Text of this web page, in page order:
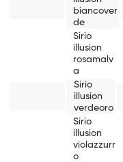
biancover
de
Sirio
illusion
rosamalv
a
Sirio
illusion
verdeoro
Sirio
illusion
violazzurr
o